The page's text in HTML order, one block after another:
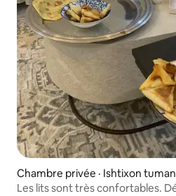
Chambre privée · Ishtixon
Les